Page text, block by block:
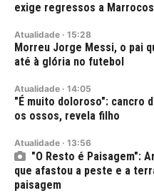
exige regressos a Marrocos
Atualidade · 15:28
Morreu Jorge Messi, o pai
até à glória no futebol
Atualidade · 14:05
"É muito doloroso": cancro
os ossos, revela filho
Atualidade · 13:56
"O Resto é Paisagem":
que afastou a peste e a
paisagem